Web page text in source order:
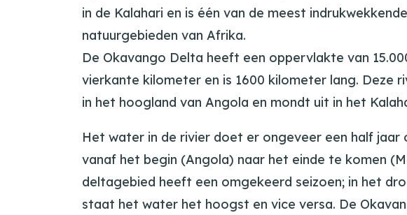
in de Kalahari en is één van de meest indrukwekkende
natuurgebieden van Afrika.
De Okavango Delta heeft een oppervlakte van
vierkante kilometer en is 1600 kilometer lang. Deze
in het hoogland van Angola en mondt uit in het
Het water in de rivier doet er ongeveer een half jaar
vanaf het begin (Angola) naar het einde te komen
deltagebied heeft een omgekeerd seizoen; in het
staat het water het hoogst en vice versa. De